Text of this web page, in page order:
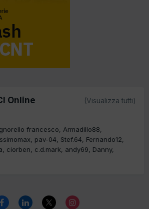
Online (Visualizza tutti)
francesco
Armadillo88
pav-04 Stef.64
Fernando12
ciorben c.d.mark andy69
Danny